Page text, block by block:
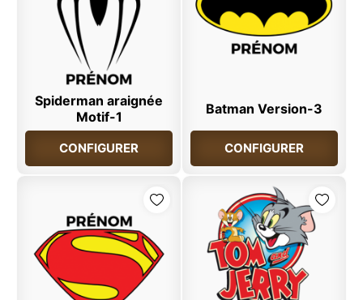
Spiderman araignée
Motif-1
CONFIGURER
Batman Version-3
CONFIGURER